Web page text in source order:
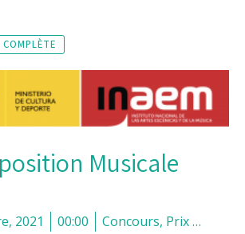
Musicale
2021 00:00 Concours, Prix …